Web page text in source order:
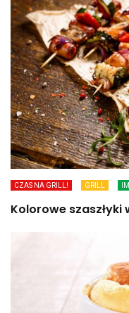
CZAS NA GRILL! GRILL
Kolorowe szaszłyki